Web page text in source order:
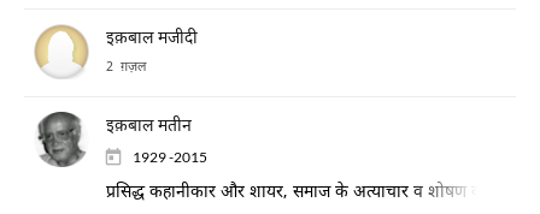
इक़बाल मजीदी
2 ग़ज़ल
इक़बाल मतीन
1929 -2015
प्रसिद्ध कहानीकार और शायर, समाज के अत्याचार व शोषण की